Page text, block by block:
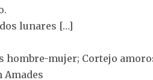
lunares […]
hombre-mujer; Cortejo
Amades